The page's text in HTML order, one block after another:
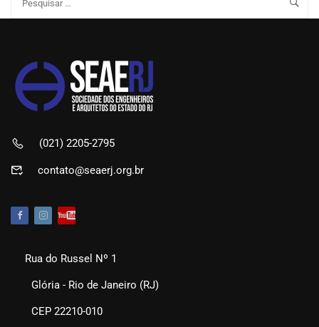
(021) 2205-2795
contato@seaerj.org.br
Rua do Russel Nº 1
Glória - Rio de Janeiro (RJ)
CEP 22210-010